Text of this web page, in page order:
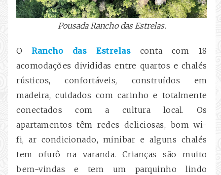
Pousada Rancho das Estrelas.
ORancho das Estrelas conta com 18
acomodações divididas entre quartos e chalés
rústicos,confortáveis, construídos em
madeira, cuidados com carinho e totalmente
conectados com a cultura local. Os
apartamentos têm redes deliciosas, bom wi-
fi, ar condicionado, minibar e alguns chalés
tem ofurô na varanda. Crianças são muito
bem-vindas e tem um parquinho lindo